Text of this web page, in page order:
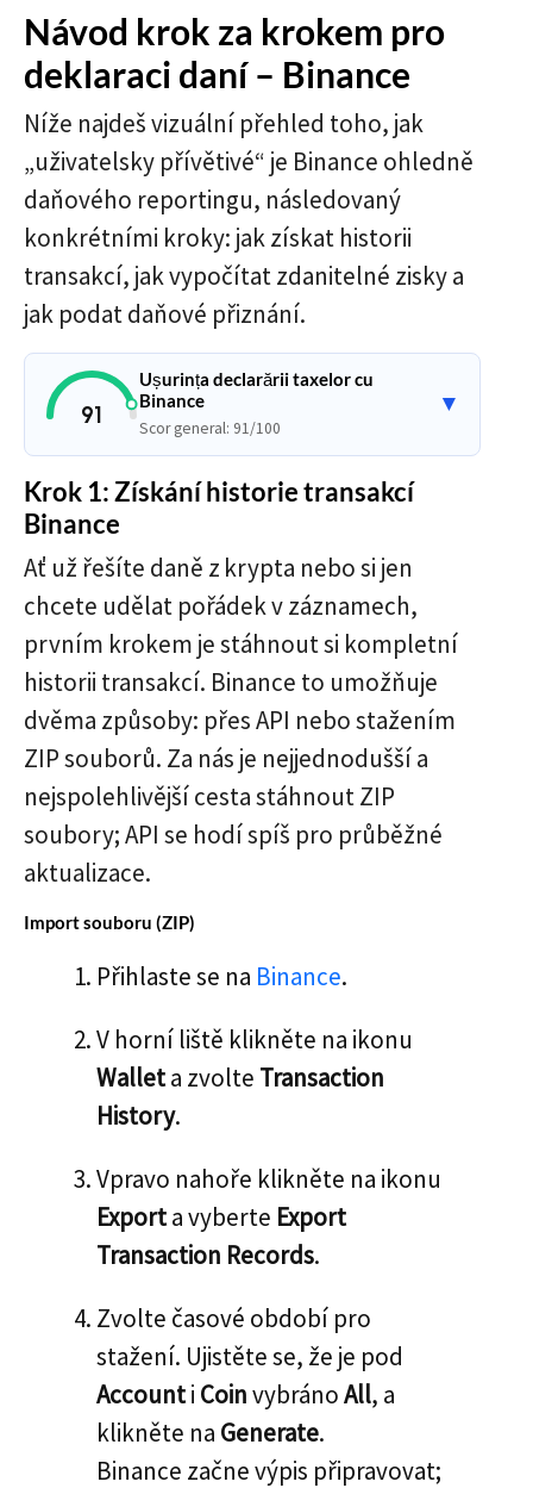
Návod krok za krokem pro
deklaraci daní – Binance
Níže najdeš vizuální přehled toho, jak
„uživatelsky přívětivé“ je Binance ohledně
daňového reportingu, následovaný
konkrétními kroky: jak získat historii
transakcí, jak vypočítat zdanitelné zisky a
jak podat daňové přiznání.
91
Ușurința declarării taxelor cu
Binance
Scor general: 91/100
▼
Krok 1: Získání historie transakcí
Binance
Ať už řešíte daně z krypta nebo si jen
chcete udělat pořádek v záznamech,
prvním krokem je stáhnout si kompletní
historii transakcí. Binance to umožňuje
dvěma způsoby: přes API nebo stažením
ZIP souborů. Za nás je nejjednodušší a
nejspolehlivější cesta stáhnout ZIP
soubory; API se hodí spíš pro průběžné
aktualizace.
Import souboru (ZIP)
Přihlaste se na Binance.
V horní liště klikněte na ikonu
Walleta zvolte Transaction
History.
Vpravo nahoře klikněte na ikonu
Exporta vyberte Export
Transaction Records.
Zvolte časové období pro
stažení. Ujistěte se, že je pod
Accounti CoinvybránoAll, a
klikněte na Generate.
Binance začne výpis připravovat;